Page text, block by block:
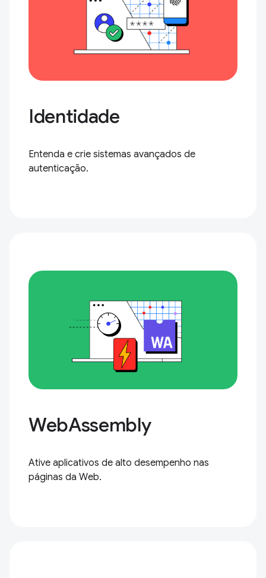
Identidade
Entenda e crie sistemas avançados de
autenticação.
WebAssembly
Ative aplicativos de alto desempenho nas
páginas da Web.